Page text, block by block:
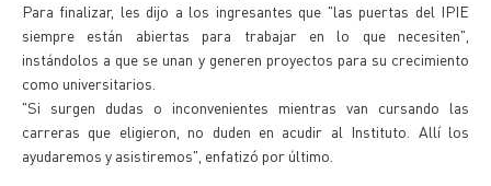
Para finalizar, les dijo a los ingresantes que "las puertas del IPIE
siempre están abiertas para trabajar en lo que necesiten",
instándolos a que se unan y generen proyectos para su crecimiento
como universitarios.
"Si surgen dudas o inconvenientes mientras van cursando las
carreras que eligieron, no duden en acudir al Instituto. Allí los
ayudaremos y asistiremos", enfatizó por último.